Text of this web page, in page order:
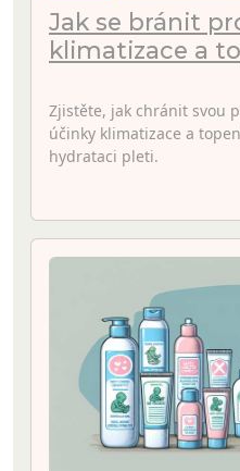
Jak se bránit
klimatizace a
Zjistěte, jak chránit svou
účinky klimatizace a
hydrataci pleti.